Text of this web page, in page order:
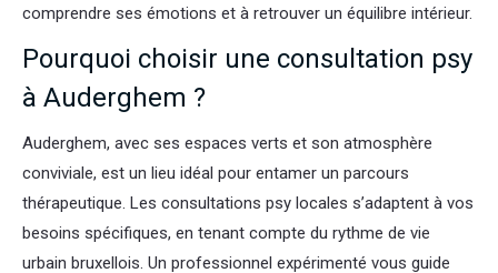
comprendre ses émotions et à retrouver un équilibre intérieur.
Pourquoi choisir une consultation psy
à Auderghem ?
Auderghem, avec ses espaces verts et son atmosphère
conviviale, est un lieu idéal pour entamer un parcours
thérapeutique. Les consultations psy locales s’adaptent à vos
besoins spécifiques, en tenant compte du rythme de vie
urbain bruxellois. Un professionnel expérimenté vous guide